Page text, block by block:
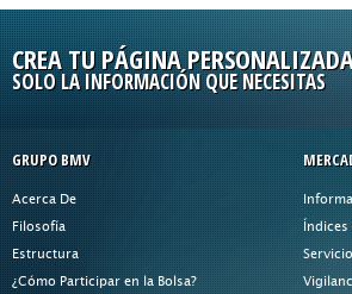
CREA TU PÁGINA
SOLO LA INFORMACIÓN QUE NECESITAS
GRUPO BMV
Acerca De
Filosofía
Estructura
¿Cómo Participar en la Bolsa?
Índices